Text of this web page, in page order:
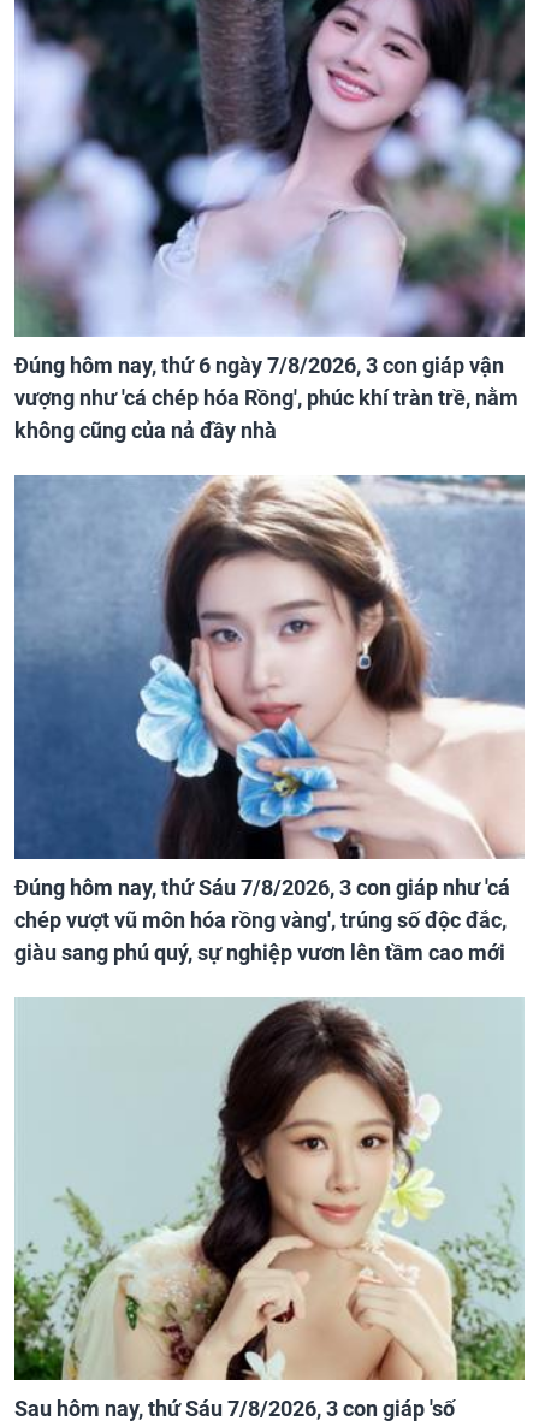
Đúng hôm nay, thứ 6 ngày 7/8/2026, 3 con giáp vận
vượng như 'cá chép hóa Rồng', phúc khí tràn trề, nằm
không cũng của nả đầy nhà
Đúng hôm nay, thứ Sáu 7/8/2026, 3 con giáp như 'cá
chép vượt vũ môn hóa rồng vàng', trúng số độc đắc,
giàu sang phú quý, sự nghiệp vươn lên tầm cao mới
Sau hôm nay, thứ Sáu 7/8/2026, 3 con giáp 'số